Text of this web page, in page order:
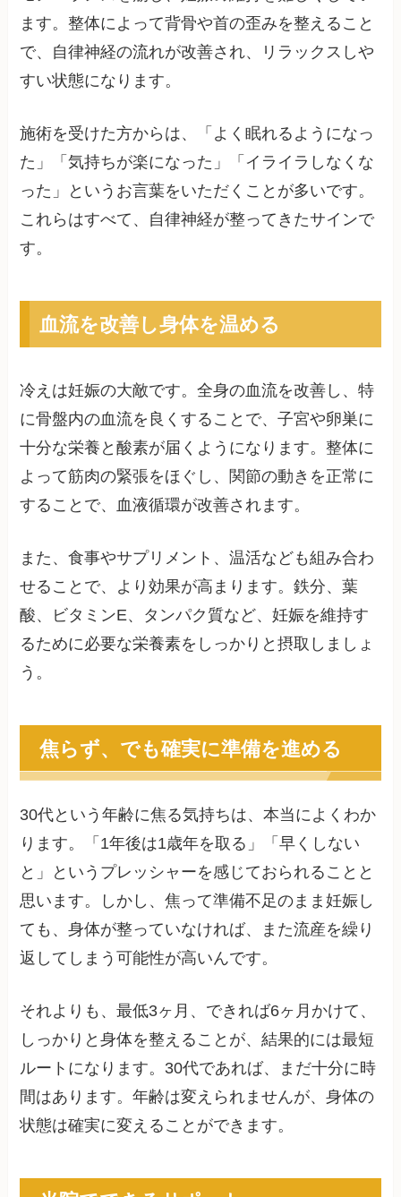
ます。整体によって背骨や首の歪みを整えること
で、自律神経の流れが改善され、リラックスしや
すい状態になります。
施術を受けた方からは、「よく眠れるようになっ
た」「気持ちが楽になった」「イライラしなくな
った」というお言葉をいただくことが多いです。
これらはすべて、自律神経が整ってきたサインで
す。
血流を改善し身体を温める
冷えは妊娠の大敵です。全身の血流を改善し、特
に骨盤内の血流を良くすることで、子宮や卵巣に
十分な栄養と酸素が届くようになります。整体に
よって筋肉の緊張をほぐし、関節の動きを正常に
することで、血液循環が改善されます。
また、食事やサプリメント、温活なども組み合わ
せることで、より効果が高まります。鉄分、葉
酸、ビタミンE、タンパク質など、妊娠を維持す
るために必要な栄養素をしっかりと摂取しましょ
う。
焦らず、でも確実に準備を進める
30代という年齢に焦る気持ちは、本当によくわか
ります。「1年後は1歳年を取る」「早くしない
と」というプレッシャーを感じておられることと
思います。しかし、焦って準備不足のまま妊娠し
ても、身体が整っていなければ、また流産を繰り
返してしまう可能性が高いんです。
それよりも、最低3ヶ月、できれば6ヶ月かけて、
しっかりと身体を整えることが、結果的には最短
ルートになります。30代であれば、まだ十分に時
間はあります。年齢は変えられませんが、身体の
状態は確実に変えることができます。